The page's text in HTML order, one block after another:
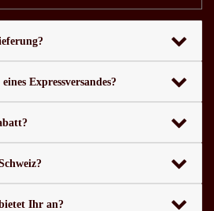
Expressversandes?
Ihr an?